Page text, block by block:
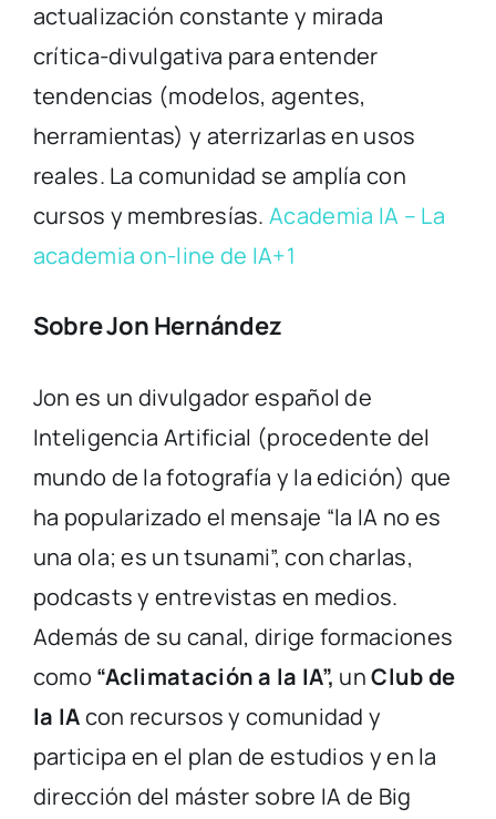
actualización constante y mirada
crítica-divulgativa para entender
tendencias (modelos, agentes,
herramientas) y aterrizarlas en usos
reales. La comunidad se amplía con
cursos y membresías.Academia IA – La
academia on-line de IA+1
Sobre Jon Hernández
Jon es un divulgador español de
Inteligencia Artificial (procedente del
mundo de la fotografía y la edición) que
ha popularizado el mensaje “la IA no es
una ola; es un tsunami”, con charlas,
podcasts y entrevistas en medios.
Además de su canal, dirige formaciones
como “Aclimatación a la IA”, unClub de
la IAcon recursos y comunidad y
participa en el plan de estudios y en la
dirección del máster sobre IA de Big